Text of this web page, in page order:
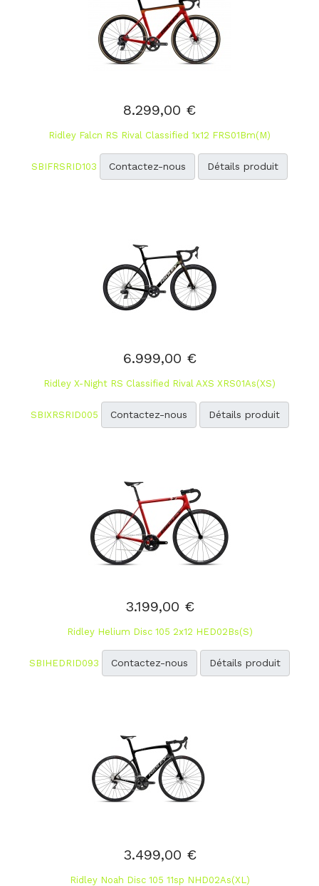
8.299,00 €
Ridley Falcn RS Rival Classified 1x12 FRS01Bm(M)
SBIFRSRID103 Contactez-nous Détails produit
6.999,00 €
Ridley X-Night RS Classified Rival AXS XRS01As(XS)
SBIXRSRID005 Contactez-nous Détails produit
3.199,00 €
Ridley Helium Disc 105 2x12 HED02Bs(S)
SBIHEDRID093 Contactez-nous Détails produit
3.499,00 €
Ridley Noah Disc 105 11sp NHD02As(XL)